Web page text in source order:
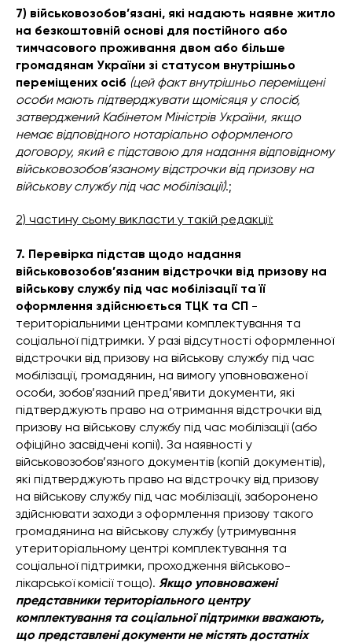
7) військовозобов’язані, які надають наявне житло
на безкоштовній основі для постійного або
тимчасового проживання двом або більше
громадянам України зі статусом внутрішньо
переміщених осіб (цей факт внутрішньо переміщені
особи мають підтверджувати щомісяця у спосіб,
затверджений Кабінетом Міністрів України, якщо
немає відповідного нотаріально оформленого
договору, який є підставою для надання відповідному
військовозобов’язаному відстрочки від призову на
військову службу під час мобілізації).;
2) частину сьому викласти у такій редакції:
7. Перевірка підстав щодо надання
військовозобов’язаним відстрочки від призову на
військову службу під час мобілізації та її
оформлення здійснюється ТЦК та СП -
територіальними центрами комплектування та
соціальної підтримки. У разі відсутності оформленної
відстрочки від призову на військову службу під час
мобілізації, громадянин, на вимогу уповноваженої
особи, зобов’язаний пред’явити документи, які
підтверджують право на отримання відстрочки від
призову на військову службу під час мобілізації (або
офіційно засвідчені копії). За наявності у
військовозобов’язного документів (копій документів),
які підтверджують право на відстрочку від призову
на військову службу під час мобілізації, заборонено
здійснювати заходи з оформлення призову такого
громадянина на військову службу (утримування
утериторіальному центрі комплектування та
соціальної підтримки, проходження військово-
лікарської комісії тощо). Якщо уповноважені
представники територіального центру
комплектування та соціальної підтримки вважають,
що представлені документи не містять достатніх